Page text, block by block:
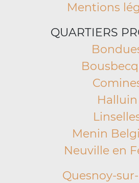
Mentions
QUARTIERS
Halluin
Menin
Neuville en
Quesnoy-